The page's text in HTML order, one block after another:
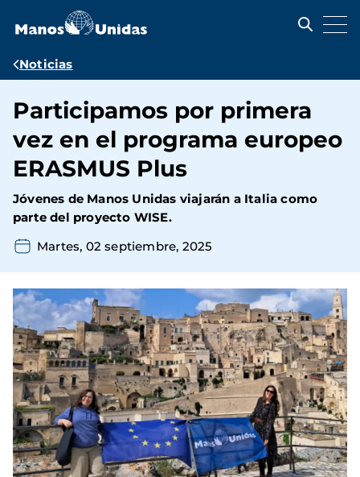
contenido
Ruta
navegación
Noticias
Participamos por primera
vez en el programa europeo
ERASMUS Plus
Jóvenes de Manos Unidas viajarán a Italia como
parte del proyecto WISE.
Martes, 02 septiembre, 2025